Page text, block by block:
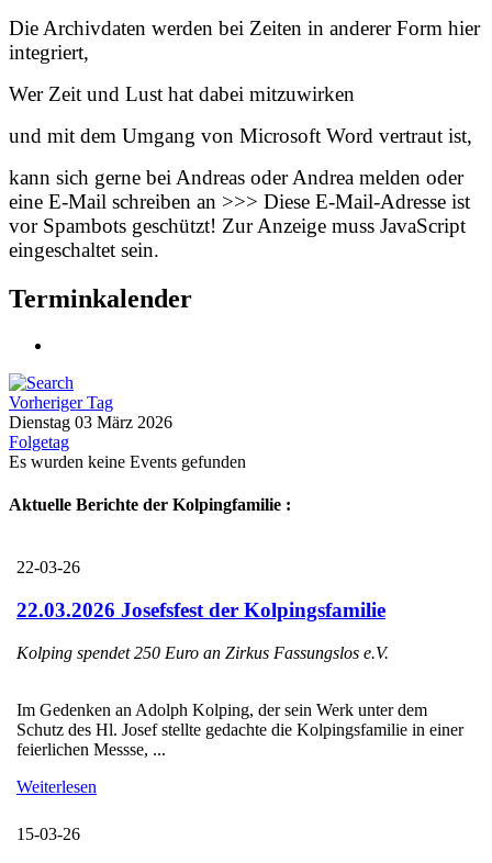
Die Archivdaten werden bei Zeiten in anderer Form hier
integriert,
Wer Zeit und Lust hat dabei mitzuwirken
und mit dem Umgang von Microsoft Word vertraut ist,
kann sich gerne bei Andreas oder Andrea melden oder
eine E-Mail schreiben an >>> Diese E-Mail-Adresse ist
vor Spambots geschützt! Zur Anzeige muss JavaScript
eingeschaltet sein.
Terminkalender
Vorheriger Tag
Dienstag 03 März 2026
Folgetag
Es wurden keine Events gefunden
Aktuelle Berichte der Kolpingfamilie :
22-03-26
22.03.2026 Josefsfest der Kolpingsfamilie
Kolping spendet 250 Euro an Zirkus Fassungslos e.V.
Im Gedenken an Adolph Kolping, der sein Werk unter dem
Schutz des Hl. Josef stellte gedachte die Kolpingsfamilie in einer
feierlichen Messse, ...
Weiterlesen
15-03-26